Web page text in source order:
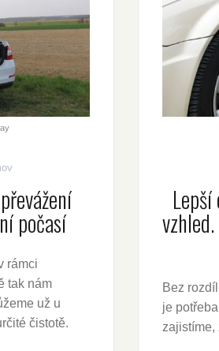
počasí
rámci
tak nám
už u
čistotě.
Bez
je
zajistíme,